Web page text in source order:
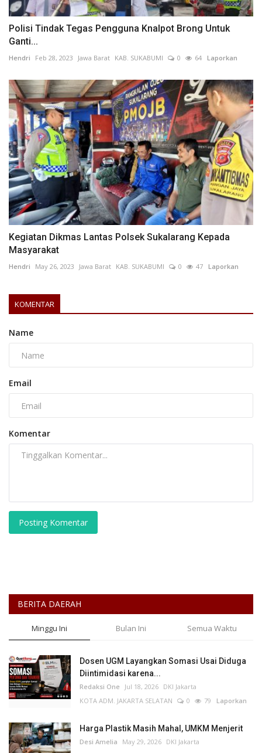
Polisi Tindak Tegas Pengguna Knalpot Brong Untuk
Ganti...
Hendri Feb 28, 2023 Jawa Barat KAB. SUKABUMI 0 64 Laporkan
Kegiatan Dikmas Lantas Polsek Sukalarang Kepada
Masyarakat
Hendri May 26, 2023 Jawa Barat KAB. SUKABUMI 0 47 Laporkan
KOMENTAR
Name
Email
Komentar
Posting Komentar
BERITA DAERAH
Minggu Ini Bulan Ini Semua Waktu
Dosen UGM Layangkan Somasi Usai Diduga
Diintimidasi karena...
Redaksi One Jul 18, 2026 DKI Jakarta
KOTA ADM. JAKARTA SELATAN
0 79 Laporkan
Harga Plastik Masih Mahal, UMKM Menjerit
Desi Amelia May 29, 2026 DKI Jakarta